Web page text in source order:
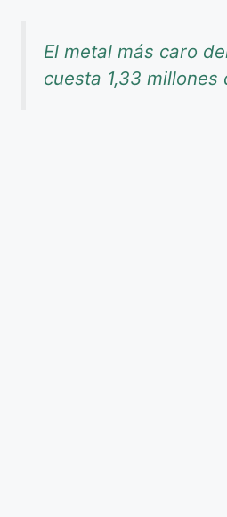
El metal más caro
cuesta 1,33 millones